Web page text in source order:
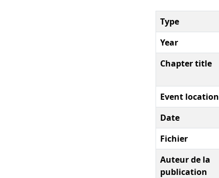
Type
Year
Chapter title
Event location
Date
Fichier
Auteur de la
publication